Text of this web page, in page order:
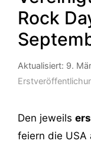
Rock
Aktualisiert: 9.
Den jeweils
feiern die USA